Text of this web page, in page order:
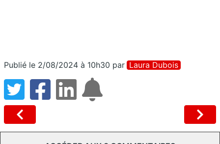
Publié le 2/08/2024 à 10h30 par Laura Dubois